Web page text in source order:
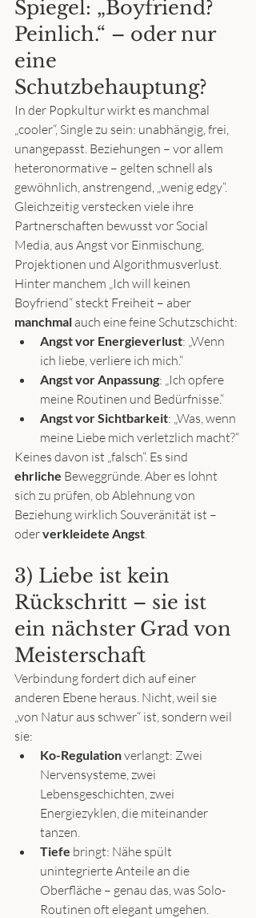
Spiegel: „Boyfriend?
Peinlich.“ – oder nur
eine
Schutzbehauptung?
In der Popkultur wirkt es manchmal
„cooler“, Single zu sein: unabhängig, frei,
unangepasst. Beziehungen – vor allem
heteronormative – gelten schnell als
gewöhnlich, anstrengend, „wenig edgy“.
Gleichzeitig verstecken viele ihre
Partnerschaften bewusst vor Social
Media, aus Angst vor Einmischung,
Projektionen und Algorithmusverlust.
Hinter manchem „Ich will keinen
Boyfriend“ steckt Freiheit – aber
manchmal auch eine feine Schutzschicht:
Angst vor Energieverlust: „Wenn
ich liebe, verliere ich mich.“
Angst vor Anpassung: „Ich opfere
meine Routinen und Bedürfnisse.“
Angst vor Sichtbarkeit: „Was, wenn
meine Liebe mich verletzlich macht?“
Keines davon ist „falsch“. Es sind
ehrliche Beweggründe. Aber es lohnt
sich zu prüfen, ob Ablehnung von
Beziehung wirklich Souveränität ist –
oder verkleidete Angst.
3) Liebe ist kein
Rückschritt – sie ist
ein nächster Grad von
Meisterschaft
Verbindung fordert dich auf einer
anderen Ebene heraus. Nicht, weil sie
„von Natur aus schwer“ ist, sondern weil
sie:
Ko-Regulation verlangt: Zwei
Nervensysteme, zwei
Lebensgeschichten, zwei
Energiezyklen, die miteinander
tanzen.
Tiefe bringt: Nähe spült
unintegrierte Anteile an die
Oberfläche – genau das, was Solo-
Routinen oft elegant umgehen.